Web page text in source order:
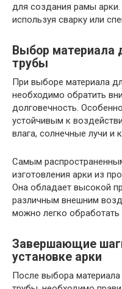
для создания рамы
используя сварку или
Выбор материала
трубы
При выборе материала
необходимо обратить
долговечность.
устойчивым к
влага, солнечные лучи и
Самым
изготовления арки из
Она обладает высокой
различным внешним
можно легко
Завершающие
установке арки
После выбора